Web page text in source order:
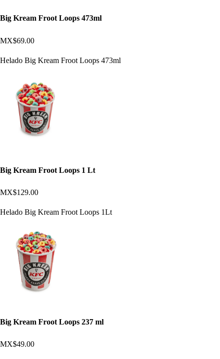
Big Kream Froot Loops 473ml
MX$69.00
Helado Big Kream Froot Loops 473ml
Big Kream Froot Loops 1 Lt
MX$129.00
Helado Big Kream Froot Loops 1Lt
Big Kream Froot Loops 237 ml
MX$49.00